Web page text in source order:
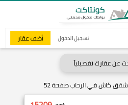
تسجيل الدخول أضف عقار
عن عقارك تفصيلياً
شقق كاش في الرحاب صفحة 52